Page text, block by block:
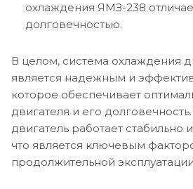
охлаждения ЯМЗ-238
долговечностью.
В целом, система охлаждения
является надежным и
которое обеспечивает
двигателя и его
двигатель работает стабильно
что является ключевым
продолжительной